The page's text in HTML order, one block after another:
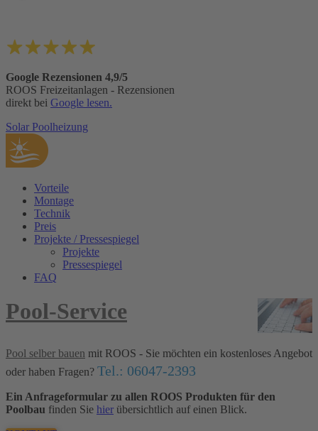
Google Rezensionen 4,9/5
ROOS Freizeitanlagen - Rezensionen
direkt bei Google lesen.
Solar Poolheizung
Vorteile
Montage
Technik
Preis
Projekte / Pressespiegel
Projekte
Pressespiegel
FAQ
Pool-Service
Pool selber bauen mit ROOS - Sie möchten ein kostenloses Angebot
oder haben Fragen? Tel.: 06047-2393
Ein Anfrageformular zu allen ROOS Produkten für den
Poolbau finden Sie hier übersichtlich auf einen Blick.